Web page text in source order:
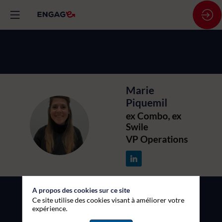
MP
Marie
Piquemil
ex Combo, ex
Swile
VP Operations
Description
A propos des cookies sur ce site
Ce site utilise des cookies visant à améliorer votre
expérience.